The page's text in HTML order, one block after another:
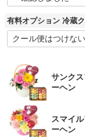
有料オプション 冷蔵
サンク
ーヘン
スマイ
ーヘン